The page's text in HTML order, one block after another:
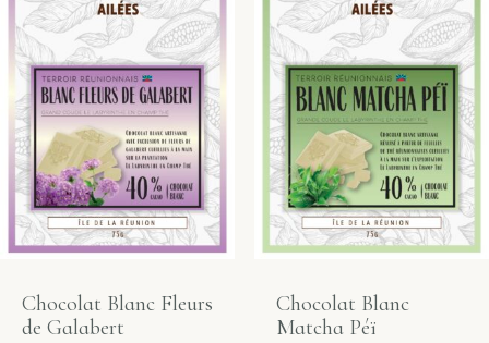
Chocolat Blanc Fleurs
de Galabert
Chocolat Blanc
Matcha Péï